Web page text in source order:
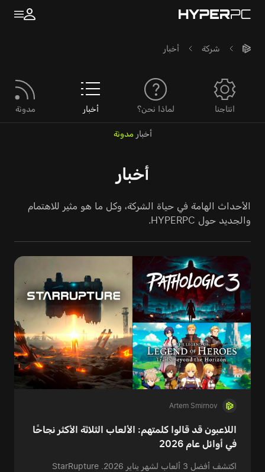
شركة أخبار
انتاجنا لماذا نحن؟ أخبار مدونة
أخبار مدونة
أخبار
الأحداث الهامة في حياة الشركة، وكل ما هو مثير للاهتمام
والجديد حول HYPERPC.
Artem Smirnov
اللاعبون قد قالوا كلمتهم: الألعاب الثلاثة الأكثر نجاحًا
في أوائل عام 2026
اكتشف أفضل 3 ألعاب لشهر يناير 2026. StarRupture